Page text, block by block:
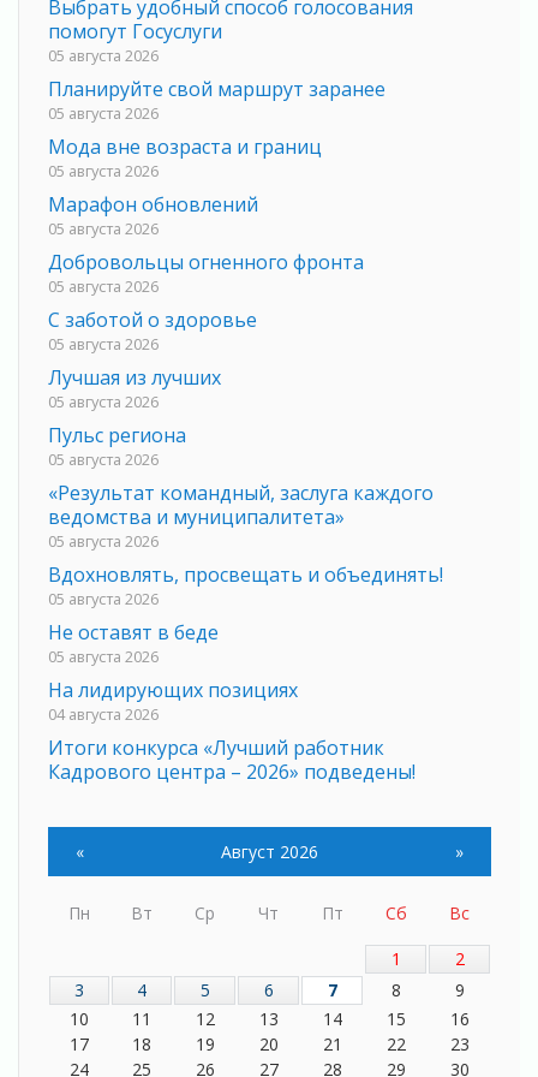
Выбрать удобный способ голосования
помогут Госуслуги
05 августа 2026
Планируйте свой маршрут заранее
05 августа 2026
Мода вне возраста и границ
05 августа 2026
Марафон обновлений
05 августа 2026
Добровольцы огненного фронта
05 августа 2026
С заботой о здоровье
05 августа 2026
Лучшая из лучших
05 августа 2026
Пульс региона
05 августа 2026
«Результат командный, заслуга каждого
ведомства и муниципалитета»
05 августа 2026
Вдохновлять, просвещать и объединять!
05 августа 2026
Не оставят в беде
05 августа 2026
На лидирующих позициях
04 августа 2026
Итоги конкурса «Лучший работник
Кадрового центра – 2026» подведены!
Ставка на дисциплину на перекрестках
04 августа 2026
мобильного трафика
04 августа 2026
Вниманию автомобилистов!
04 августа 2026
« Август 2026 »
Пн Вт Ср Чт Пт Сб
Вс
1
2
3
4 5 6 7 8
9
10
11 12 13 14 15
16
17
18 19 20 21 22
23
24
25 26 27 28 29
30